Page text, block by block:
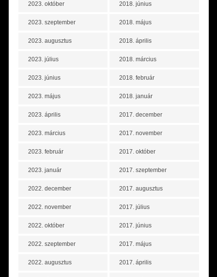
2023. október
2023. szeptember
2023. augusztus
2023. július
2023. június
2023. május
2023. április
2023. március
2023. február
2023. január
2022. december
2022. november
2022. október
2022. szeptember
2022. augusztus
2018. június
2018. május
2018. április
2018. március
2018. február
2018. január
2017. december
2017. november
2017. október
2017. szeptember
2017. augusztus
2017. július
2017. június
2017. május
2017. április